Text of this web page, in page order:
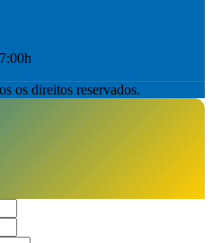
os direitos reservados.